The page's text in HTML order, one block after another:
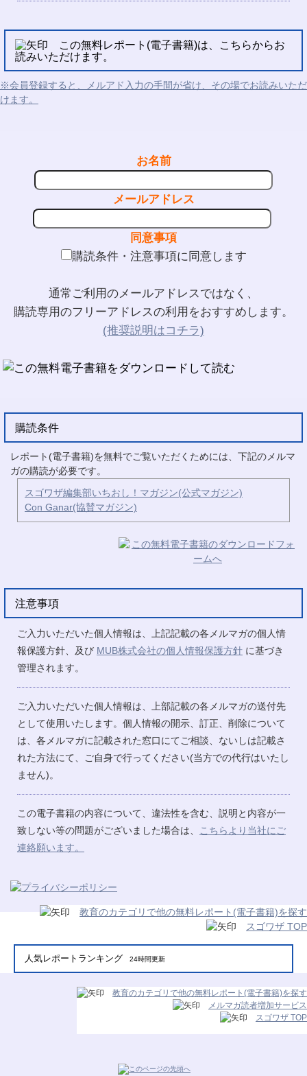
この無料レポート(電子書籍)は、こちらからお
読みいただけます。
※会員登録すると、メルアド入力の手間が省け、その場でお読みいただ
けます。
お名前
メールアドレス
同意事項
購読条件・注意事項に同意します
通常ご利用のメールアドレスではなく、
購読専用のフリーアドレスの利用をおすすめします。
(推奨説明はコチラ)
購読条件
レポート(電子書籍)を無料でご覧いただくためには、下記のメルマ
ガの購読が必要です。
スゴワザ編集部いちおし！マガジン(公式マガジン)
Con Ganar(協賛マガジン)
注意事項
ご入力いただいた個人情報は、上記記載の各メルマガの個人情
報保護方針、及び MUB株式会社の個人情報保護方針 に基づき
管理されます。
ご入力いただいた個人情報は、上部記載の各メルマガの送付先
として使用いたします。個人情報の開示、訂正、削除について
は、各メルマガに記載された窓口にてご相談、ないしは記載さ
れた方法にて、ご自身で行ってください(当方での代行はいたし
ません)。
この電子書籍の内容について、違法性を含む、説明と内容が一
致しない等の問題がございました場合は、
こちらより当社にご
連絡願います。
教育のカテゴリで他の無料レポート(電子書籍)を探す
スゴワザ TOP
人気レポートランキング 24時間更新
教育のカテゴリで他の無料レポート(電子書籍)を探す
メルマガ読者増加サービス
スゴワザ TOP